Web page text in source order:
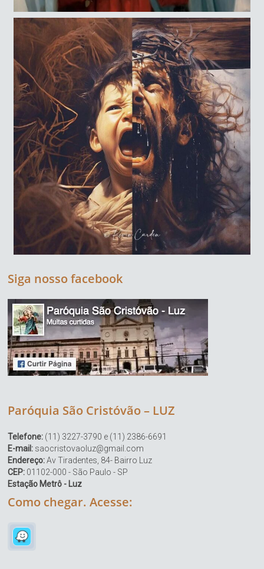
Siga nosso facebook
Paróquia São Cristóvão – LUZ
Telefone: (11) 3227-3790 e (11) 2386-6691
E-mail: saocristovaoluz@gmail.com
Endereço:Av Tiradentes, 84- Bairro Luz
CEP: 01102-000 - São Paulo - SP
Estação Metrô - Luz
Como chegar. Acesse: